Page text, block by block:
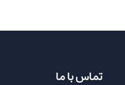
تماس با ما